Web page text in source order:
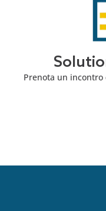
Prenota un incontro